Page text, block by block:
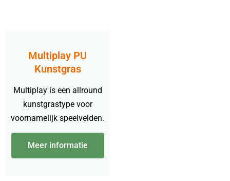
Multiplay PU
Kunstgras
Multiplay is een allround
kunstgrastype voor
voornamelijk speelvelden.
Meer informatie